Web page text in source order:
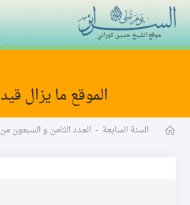
البث
الموقع ما يزال
السنة السابعة - العـدد الثامن و السبعون